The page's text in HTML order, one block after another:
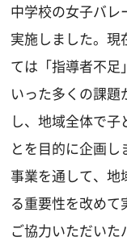
中学校の女子バレ
実施しました。現
ては「指導者不足
いった多くの課
し、地域全体で
とを目的に企画し
事業を通して、地
る重要性を改めて
ご協力いただい